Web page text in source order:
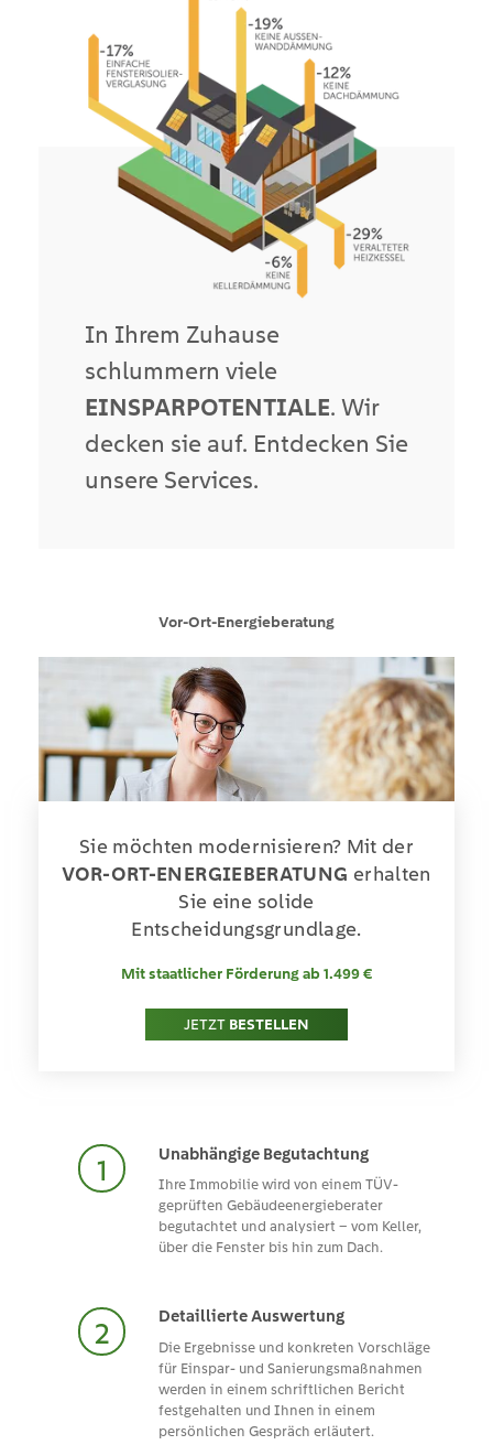
In Ihrem Zuhause
schlummern viele
EINSPARPOTENTIALE. Wir
decken sie auf. Entdecken Sie
unsere Services.
Vor-Ort-Energieberatung
Sie möchten modernisieren? Mit der
VOR-ORT-ENERGIEBERATUNG erhalten
Sie eine solide
Entscheidungsgrundlage.
Mit staatlicher Förderung ab 1.499 €
JETZT BESTELLEN
Unabhängige Begutachtung
Ihre Immobilie wird von einem TÜV-
geprüften Gebäudeenergieberater
begutachtet und analysiert – vom Keller,
über die Fenster bis hin zum Dach.
Detaillierte Auswertung
Die Ergebnisse und konkreten Vorschläge
für Einspar- und Sanierungsmaßnahmen
werden in einem schriftlichen Bericht
festgehalten und Ihnen in einem
persönlichen Gespräch erläutert.